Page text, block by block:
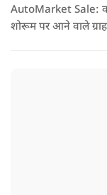
AutoMarket Sale:
शोरूम पर आने वाले